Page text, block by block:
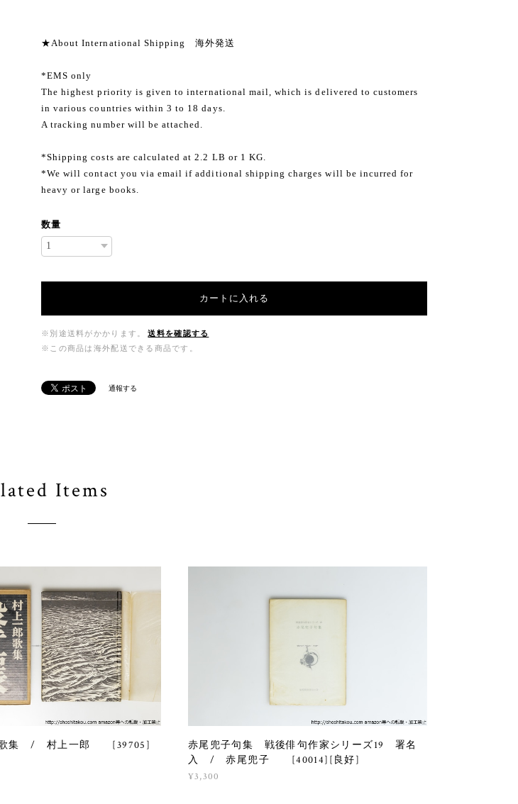
★About International Shipping 海外発送
*EMS only
The highest priority is given to international mail, which is delivered to customers
in various countries within 3 to 18 days.
A tracking number will be attached.
*Shipping costs are calculated at 2.2 LB or 1 KG.
*We will contact you via email if additional shipping charges will be incurred for
heavy or large books.
数量
カートに入れる
※別途送料がかかります。
送料を確認する
※この商品は海外配送できる商品です。
通報する
Items
歌集 / 村上一郎 [39705]
赤尾兜子句集 戦後俳句作家シリーズ19 署名
入 / 赤尾兜子 [40014][良好]
¥3,300